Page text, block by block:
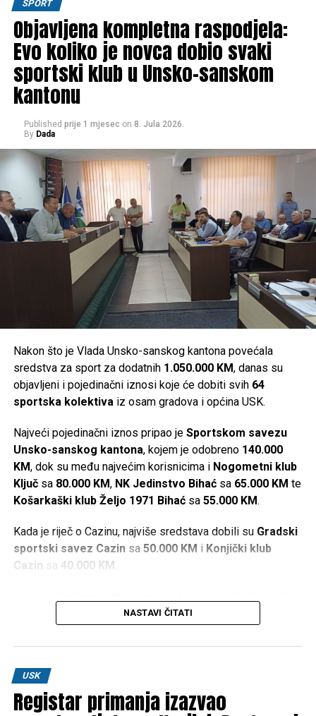
slobode.
Nakon završene kriminalističke obrade, uhapšena osoba
predata je u nadležnost Suda Bosne i Hercegovine radi
daljnjeg postupanja.
U realizaciji ove akcije ostvarena je saradnja između SIPA-
e, Obavještajno-sigurnosne agencije Bosne i Hercegovine
(OSA BiH) i Ministarstva unutrašnjih poslova Unsko-
sanskog kantona.
Share Post
Share
Tweet Share
Mail
SPORT
Objavljena kompletna raspodjela:
Evo koliko je novca dobio svaki
sportski klub u Unsko-sanskom
kantonu
Published prije 1 mjesec on 8. Jula 2026.
By Dada
Nakon što je Vlada Unsko-sanskog kantona povećala
sredstva za sport za dodatnih 1.050.000 KM, danas su
objavljeni i pojedinačni iznosi koje će dobiti svih 64
sportska kolektivaiz osam gradova i općina USK.
Najveći pojedinačni iznos pripao je Sportskom savezu
Unsko-sanskog kantona, kojem je odobreno 140.000
KM, dok su među najvećim korisnicima i Nogometni klub
Ključsa 80.000 KM, NK Jedinstvo Bihaćsa 65.000 KM te
Košarkaški klub Željo 1971 Bihaćsa 55.000 KM.
Kada je riječ o Cazinu, najviše sredstava dobili su Gradski
sportski savez Cazinsa 50.000 KM i Konjički klub
Cazin sa 40.000 KM
iznosa, u dostupnim informacijama nisu navedeni kriteriji
pojedini sportski kolektiv.
Najveći pojedinačni iznosi
NASTAVI ČITATI
USK
Registar primanja izazvao